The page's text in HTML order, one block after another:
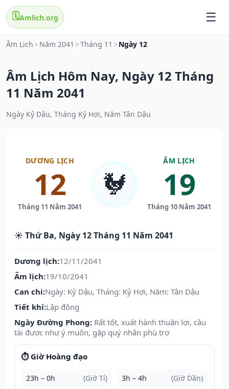
🗓️Amlich.org
Âm Lịch > Năm 2041 >Tháng 11 > Ngày 12
Âm Lịch Hôm Nay, Ngày 12 Tháng
11 Năm 2041
Ngày Kỷ Dậu, Tháng Kỷ Hợi, Năm Tân Dậu
DƯƠNG LỊCH
12
Tháng 11 Năm 2041
🐓
ÂM LỊCH
19
Tháng 10 Năm 2041
☀️ Thứ Ba, Ngày 12 Tháng 11 Năm 2041
Dương lịch:12/11/2041
Âm lịch:19/10/2041
Can chi:Ngày: Kỷ Dậu, Tháng: Kỷ Hợi, Năm: Tân Dậu
Tiết khí:Lập đông
Ngày Đường Phong: Rất tốt, xuất hành thuận lợi, cầu
tài được như ý muốn, gặp quý nhân phù trợ
⏱️ Giờ Hoàng đạo
23h – 0h (Giờ Tí) 3h – 4h (Giờ Dần)